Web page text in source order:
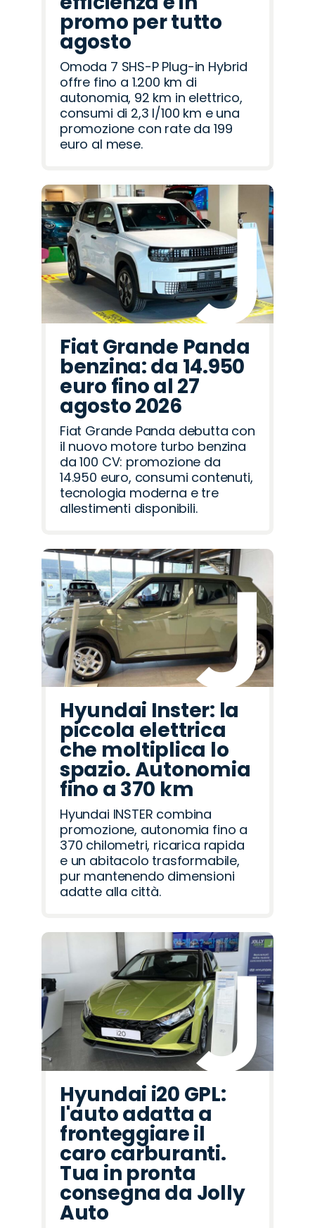
promo per tutto
agosto
Omoda 7 SHS-P Plug-in Hybrid
offre fino a 1.200 km di
autonomia, 92 km in elettrico,
consumi di 2,3 l/100 km e una
promozione con rate da 199
euro al mese.
Fiat Grande Panda
benzina: da 14.950
euro fino al 27
agosto 2026
Fiat Grande Panda debutta con
il nuovo motore turbo benzina
da 100 CV: promozione da
14.950 euro, consumi contenuti,
tecnologia moderna e tre
allestimenti disponibili.
Hyundai Inster: la
piccola elettrica
che moltiplica lo
spazio. Autonomia
fino a 370 km
Hyundai INSTER combina
promozione, autonomia fino a
370 chilometri, ricarica rapida
e un abitacolo trasformabile,
pur mantenendo dimensioni
adatte alla città.
Hyundai i20 GPL:
l'auto adatta a
fronteggiare il
caro carburanti.
Tua in pronta
consegna da Jolly
Auto